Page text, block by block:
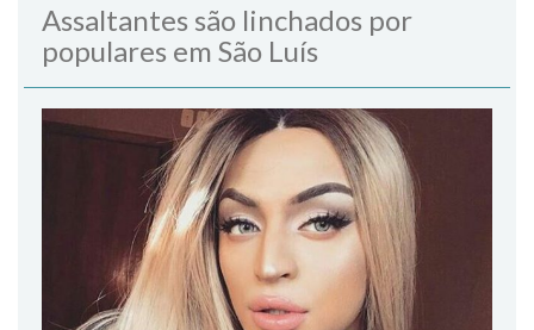
Assaltantes são linchados por
populares em São Luís